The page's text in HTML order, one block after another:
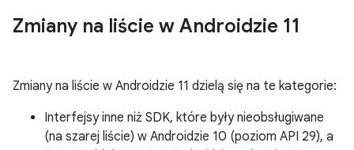
Zmiany na liście w Androidzie 11
Zmiany na liście w Androidzie 11 dzielą się na te kategorie:
Interfejsy inne niż SDK, które były nieobsługiwane
(na szarej liście) w Androidzie 10 (poziom API 29), a